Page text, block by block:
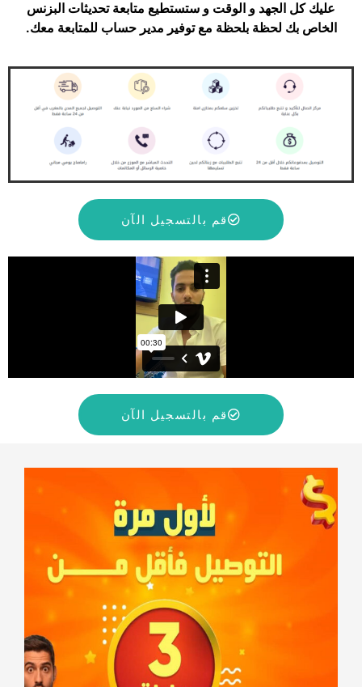
عليك كل الجهد و الوقت و ستستطيع متابعة تحديثات البزنس
الخاص بك لحظة بلحظة مع توفير مدير حساب للمتابعة معك.
قم بالتسجيل الآن
قم بالتسجيل الآن